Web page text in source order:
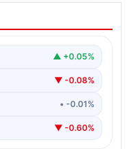
imza: Ceylan
▲ +0.05%
▼ -0.08%
• -0.01%
▼ -0.60%